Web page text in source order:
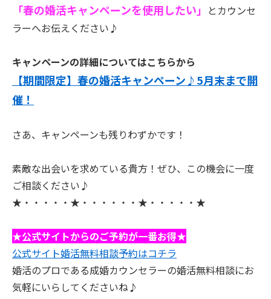
「春の婚活キャンペーンを使用したい」 とカウンセ
ラーへお伝えください♪
キャンペーンの詳細についてはこちらから
【期間限定】春の婚活キャンペーン♪5月末まで開
催！
さあ、キャンペーンも残りわずかです！
素敵な出会いを求めている貴方！ぜひ、この機会に一度
ご相談ください♪
★・・・・・★・・・・・・★・・・・・★
★公式サイトからのご予約が一番お得★
公式サイト婚活無料相談予約はコチラ
婚活のプロである成婚カウンセラーの婚活無料相談にお
気軽にいらしてくださいね♪